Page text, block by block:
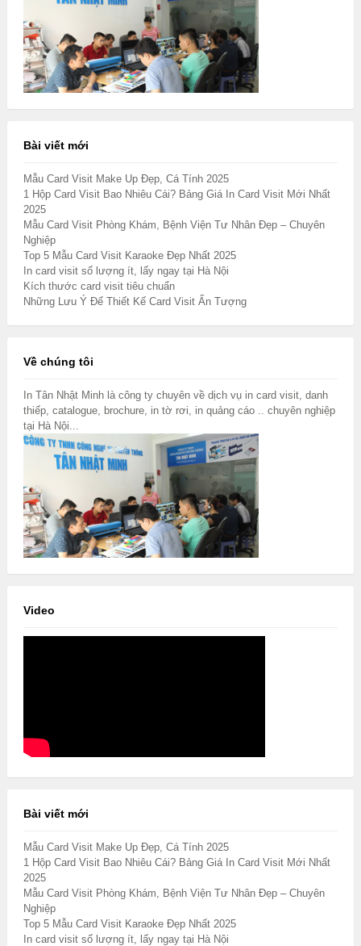
Bài viết mới
Mẫu Card Visit Make Up Đẹp, Cá Tính 2025
1 Hộp Card Visit Bao Nhiêu Cái? Bảng Giá In Card Visit Mới Nhất
2025
Mẫu Card Visit Phòng Khám, Bệnh Viện Tư Nhân Đẹp – Chuyên
Nghiệp
Top 5 Mẫu Card Visit Karaoke Đẹp Nhất 2025
In card visit số lượng ít, lấy ngay tại Hà Nội
Kích thước card visit tiêu chuẩn
Những Lưu Ý Để Thiết Kế Card Visit Ấn Tượng
Về chúng tôi
In Tân Nhật Minh là công ty chuyên về dịch vụ in card visit, danh
thiếp, catalogue, brochure, in tờ rơi, in quảng cáo .. chuyên nghiệp
tại Hà Nội...
Video
Bài viết mới
Mẫu Card Visit Make Up Đẹp, Cá Tính 2025
1 Hộp Card Visit Bao Nhiêu Cái? Bảng Giá In Card Visit Mới Nhất
2025
Mẫu Card Visit Phòng Khám, Bệnh Viện Tư Nhân Đẹp – Chuyên
Nghiệp
Top 5 Mẫu Card Visit Karaoke Đẹp Nhất 2025
In card visit số lượng ít, lấy ngay tại Hà Nội